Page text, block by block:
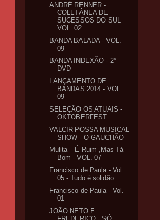
ANDRÉ RENNER -
COLETÂNEA DE
SUCESSOS DO SUL
VOL. 02
BANDA BALADA - VOL.
09
BANDA INDEXÃO - 2°
DVD
LANÇAMENTO DE
BANDAS 2014 - VOL.
09
SELEÇÃO OS ATUAIS -
OKTOBERFEST
VALCIR POSSA MUSICAL
SHOW - O GAUCHÃO
Mulita – É Ruim ,Mas Tá
Bom - VOL. 07
Francisco de Paula - Vol.
05 - Tudo é solidão
Francisco de Paula - Vol.
01
JOÃO NETO E
FREDERICO - SÓ